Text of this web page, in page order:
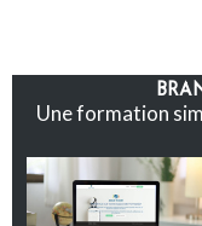
Une formation